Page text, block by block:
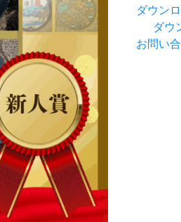
ダウン
ダウ
お問い